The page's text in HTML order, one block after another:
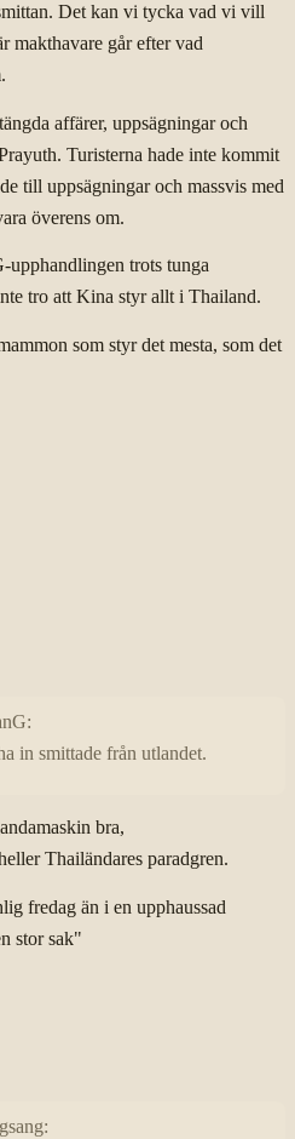
Det kan vi tycka vad vi vill
makthavare går efter vad
affärer, uppsägningar och
Turisterna hade inte kommit
till uppsägningar och massvis med
överens om.
trots tunga
tro att Kina styr allt i Thailand.
som styr det mesta, som det
in smittade från utlandet.
bra,
Thailändares paradgren.
fredag än i en upphaussad
stor sak"